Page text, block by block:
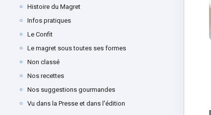
Histoire du Magret
Infos pratiques
Le Confit
Le magret sous toutes ses formes
Non classé
Nos recettes
Nos suggestions gourmandes
Vu dans la Presse et dans l'édition